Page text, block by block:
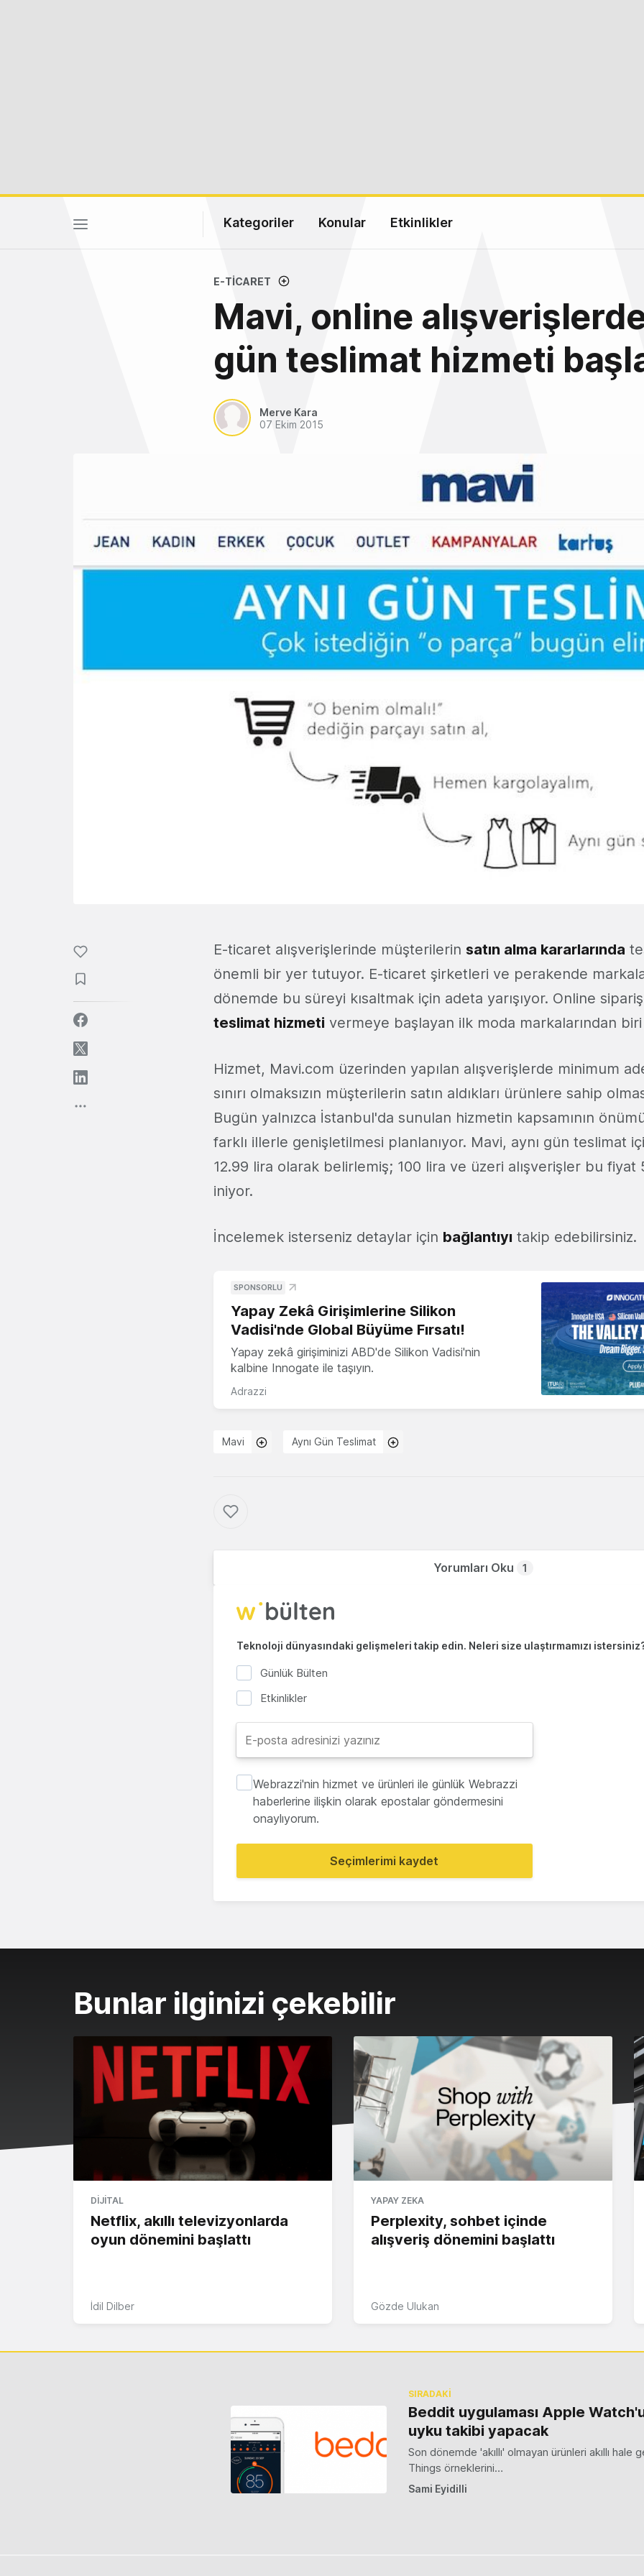
Kategoriler Konular Etkinlikler
E-TICARET
Mavi, online
gün teslimat hizmeti
Merve Kara
07 Ekim 2015
E-ticaret alışverişlerinde müşterilerin satın alma kararlarında
önemli bir yer tutuyor. E-ticaret şirketleri ve perakende
dönemde bu süreyi kısaltmak için adeta yarışıyor. Online
teslimat hizmeti vermeye başlayan ilk moda markalarından
Hizmet, Mavi.com üzerinden yapılan alışverişlerde minimum
sınırı olmaksızın müşterilerin satın aldıkları ürünlere sahip
Bugün yalnızca İstanbul'da sunulan hizmetin kapsamının
farklı illerle genişletilmesi planlanıyor. Mavi, aynı gün teslimat
12.99 lira olarak belirlemiş; 100 lira ve üzeri alışverişler bu fiyat
iniyor.
İncelemek isterseniz detaylar için bağlantıyı takip edebilirsiniz.
SPONSORLU
Yapay Zekâ Girişimlerine Silikon
Vadisi'nde Global Büyüme Fırsatı!
Yapay zekâ girişiminizi ABD'de Silikon Vadisi'nin
kalbine Innogate ile taşıyın.
Adrazzi
Mavi Aynı Gün Teslimat
Yorumları Oku 1
Teknoloji dünyasındaki gelişmeleri takip edin. Neleri size ulaştırmamızı
Günlük Bülten
Etkinlikler
Webrazzi'nin hizmet ve ürünleri ile günlük Webrazzi
haberlerine ilişkin olarak epostalar göndermesini
onaylıyorum.
Seçimlerimi kaydet
Bunlar ilginizi çekebilir
DIJITAL
Netflix, akıllı televizyonlarda
oyun dönemini başlattı
İdil Dilber
YAPAY ZEKA
Perplexity, sohbet içinde
alışveriş dönemini başlattı
Gözde Ulukan
SIRADAKİ
Beddit uygulaması Apple
uyku takibi yapacak
Son dönemde 'akıllı' olmayan ürünleri akıllı
Things örneklerini…
Sami Eyidilli